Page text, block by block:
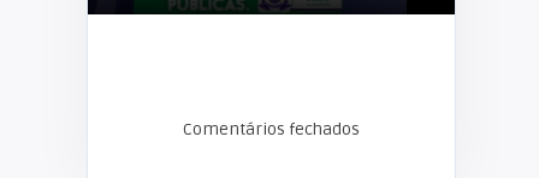
Comentários fechados